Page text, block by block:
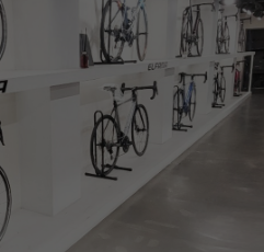
페이코 ID로